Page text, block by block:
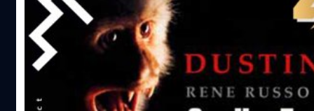
หลังที่น่าสนใจ
มีอายุครบ 25 ปี ไปอีกหนึ่งเรื่องแล้วสำหรับ Outbreak หนัง
ไวรัสแพร่ระบาดสุดมันส์ เชื่อว่าหลาย ๆ คนที่เคยได้ชมจะต้อง
จดจำความมันส์ลุ้นระทึกในหลาย ๆ ฉากของหนังเรื่องนี้ได้เป็น
อย่างดี เรื่องไวรัสแพร่ระบาดก็เป็นอีกพลอตนิยมที่ฮอลลีวูด
สร้างหนังประเภทนี้ออกมาเนือง ๆ อย่างเช่น 12 Monkeya,
Contagion, Pandemic, The Hot Zone แม้ว่า Outbreak อาจ
สุชยา เกษจำรัส| 2376 days ago